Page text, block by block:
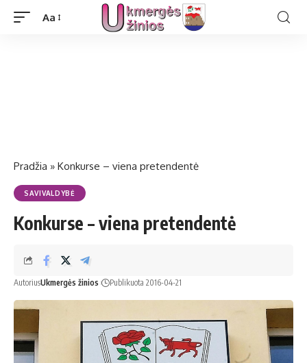
Aa
Pradžia » Konkurse – viena pretendentė
SAVIVALDYBĖ
Konkurse – viena pretendentė
AutoriusUkmergės žinios Publikuota 2016-04-21